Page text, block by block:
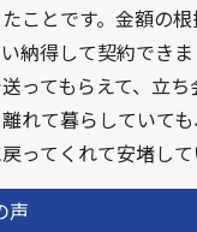
ことです。金額の
納得して契約でき
ってもらえて、立
れて暮らしていて
ってくれて安堵して
声